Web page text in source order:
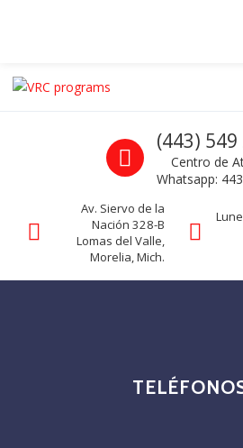
Skip to navigation
Skip to content
La seguridad de su empresa es nuestro negocio.
Call us
(443)
Centro de
Whatsapp:
Av. Siervo de la
Nación 328-B
Lomas del Valle,
Morelia, Mich.